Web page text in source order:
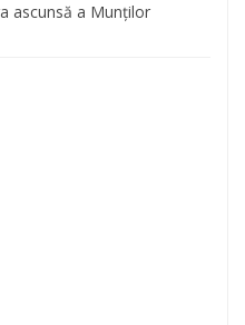
ascunsă a Munților